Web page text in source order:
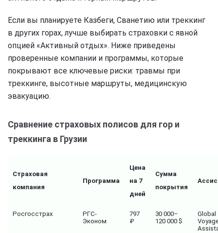
Если вы планируете Казбеги, Сванетию или треккинг
в других горах, лучше выбирать страховки с явной
опцией «Активный отдых». Ниже приведены
проверенные компании и программы, которые
покрывают все ключевые риски: травмы при
треккинге, высотные маршруты, медицинскую
эвакуацию.
Сравнение страховых полисов для гор и
треккинга в Грузии
Страховая
компания
Программа
Цена
на 7
дней
Сумма
покрытия
Росгосстрах
РГС-
Эконом
797
₽
30 000–
120 000 $
Global